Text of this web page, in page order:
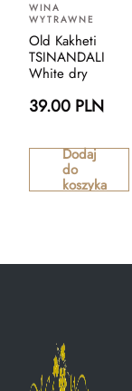
WINA
WYTRAWNE
Old Kakheti
TSINANDALI
White dry
39.00 PLN
Dodaj
do
koszyka